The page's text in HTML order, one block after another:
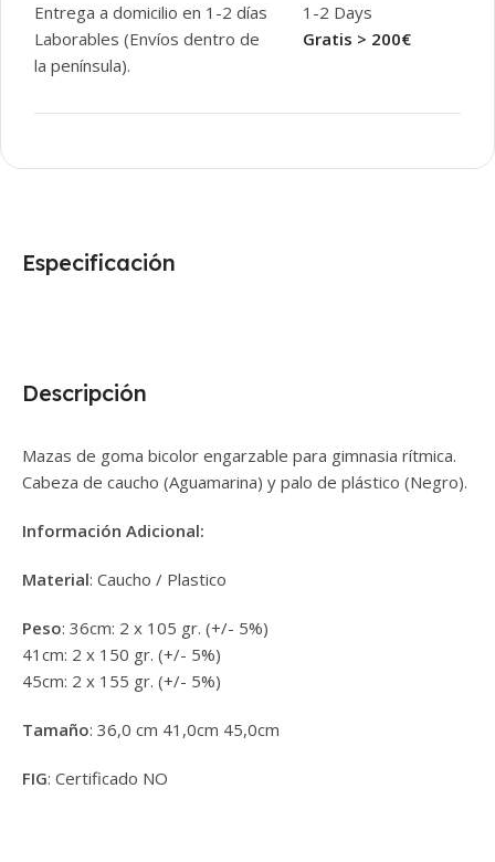
Entrega a domicilio en 1-2 días
Laborables (Envíos dentro de
la península).
1-2 Days
Gratis > 200€
Descripción
Mazas de goma bicolor engarzable para gimnasia rítmica.
Cabeza de caucho (Aguamarina) y palo de plástico (Negro).
Información Adicional:
Material: Caucho / Plastico
Peso: 36cm: 2 x 105 gr. (+/- 5%)
41cm: 2 x 150 gr. (+/- 5%)
45cm: 2 x 155 gr. (+/- 5%)
Tamaño: 36,0 cm 41,0cm 45,0cm
FIG: Certificado NO
Especificación